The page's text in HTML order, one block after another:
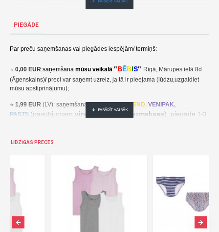
PIEGĀDE
Par preču saņemšanas vai piegādes iespējām/ termiņš:
⭐ 0,00 EUR:saņemšana mūsu veikalā "BĒBIS" Rīgā, Mārupes ielā 8d
(Āgenskalns)/preci var saņemt uzreiz, ja tā ir pieejama (lūdzu,uzgaidiet
mūsu apstiprinājumu);
⭐ 1,99 EUR (LV): saņemšana pakomātā SEND, VENIPAK,
PASTS (pasūtījumam virs 30,00 EUR- bezmaksas), piegāde 1-3
⭐2,49 EUR(LT, EE): saņemšana pakomātā
EE:
2,49 EUR kättesaamine pakiautomaadis UNISEND, Udrop,
kohaletoimetamine 2-5 tööpäeva jooksul;
LT: 2,49 EUR gavimas siuntų automate UNISEND, Udrop, LPExpress,
pristatymas per 2–5 darbo dienas;
⭐ 3,50 EUR (LV): saņemšana
virs
30,00 EUR- bezmaksas
LĪDZĪGAS PRECES